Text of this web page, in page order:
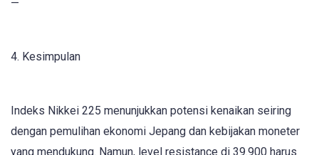
—
4. Kesimpulan
Indeks Nikkei 225 menunjukkan potensi kenaikan seiring
dengan pemulihan ekonomi Jepang dan kebijakan moneter
yang mendukung. Namun, level resistance di 39.900 harus